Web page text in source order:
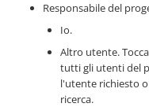
Responsabile del
Io.
Altro utente.
tutti gli utenti del
l'utente richiesto
ricerca.